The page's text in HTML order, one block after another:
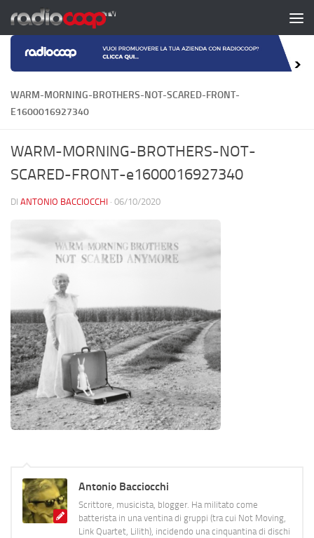
Salta al contenuto
WARM-MORNING-BROTHERS-NOT-SCARED-FRONT-
E1600016927340
WARM-MORNING-BROTHERS-NOT-
SCARED-FRONT-e1600016927340
DI ANTONIO BACCIOCCHI · 06/10/2020
Antonio Bacciocchi
Scrittore, musicista, blogger. Ha militato come
batterista in una ventina di gruppi (tra cui Not Moving,
Link Quartet, Lilith), incidendo una cinquantina di dischi